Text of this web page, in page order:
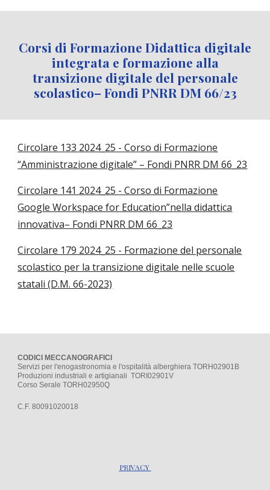
Corsi di Formazione Didattica digitale
integrata e formazione alla
transizione digitale del personale
scolastico– Fondi PNRR DM 66/23
Circolare 133 2024_25 - Corso di Formazione
“Amministrazione digitale” – Fondi PNRR DM 66_23
Circolare 141 2024_25 - Corso di Formazione
Google Workspace for Education”nella didattica
innovativa– Fondi PNRR DM 66_23
Circolare 179 2024_25 - Formazione del personale
scolastico per la transizione digitale nelle scuole
statali (D.M. 66-2023)
CODICI MECCANOGRAFICI
Servizi per l'enogastronomia e l'ospitalità alberghiera TORH02901B
Produzioni industriali e artigianali TORI02901V
Corso Serale TORH02950Q
C.F. 80091020018
PRIVACY